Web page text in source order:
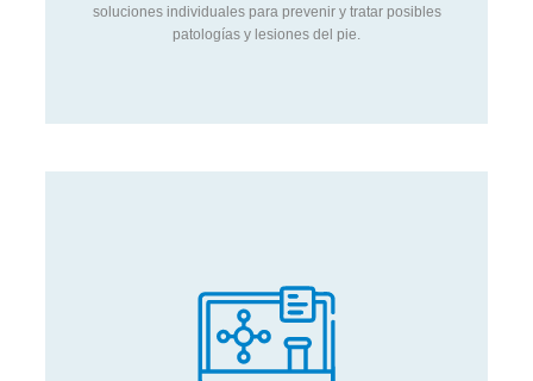
soluciones individuales para prevenir y tratar posibles
patologías y lesiones del pie.
Laboratorio